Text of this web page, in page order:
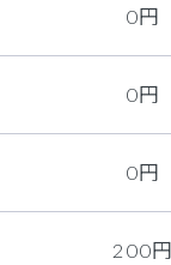
0円
0円
0円
200円